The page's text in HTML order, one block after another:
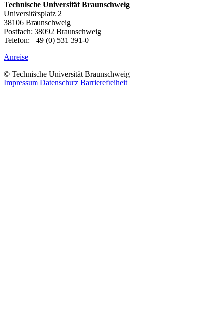
Technische Universität Braunschweig
Universitätsplatz 2
38106 Braunschweig
Postfach: 38092 Braunschweig
Telefon: +49 (0) 531 391-0
Anreise
© Technische Universität Braunschweig
Impressum Datenschutz Barrierefreiheit